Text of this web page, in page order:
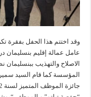
وقد اختتم هذا الحفل بفقرة
عامل عمالة إقليم بنسليمان
الاصلاح والتهذيب ببنسليمان
المؤسسة كما قام السيد سمير